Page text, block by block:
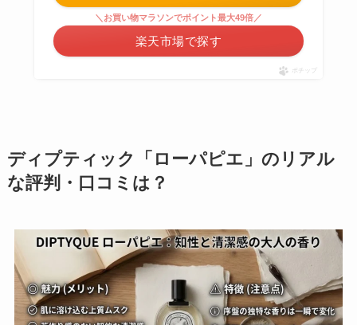
＼お買い物マラソンでポイント最大49倍／
楽天市場で探す
ポチップ
ディプティック「ローパピエ」のリアル
な評判・口コミは？